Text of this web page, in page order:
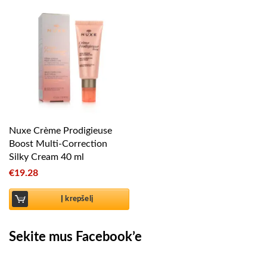
Nuxe Crème Prodigieuse
Boost Multi-Correction
Silky Cream 40 ml
€19.28
Į krepšelį
Sekite mus Facebook’e